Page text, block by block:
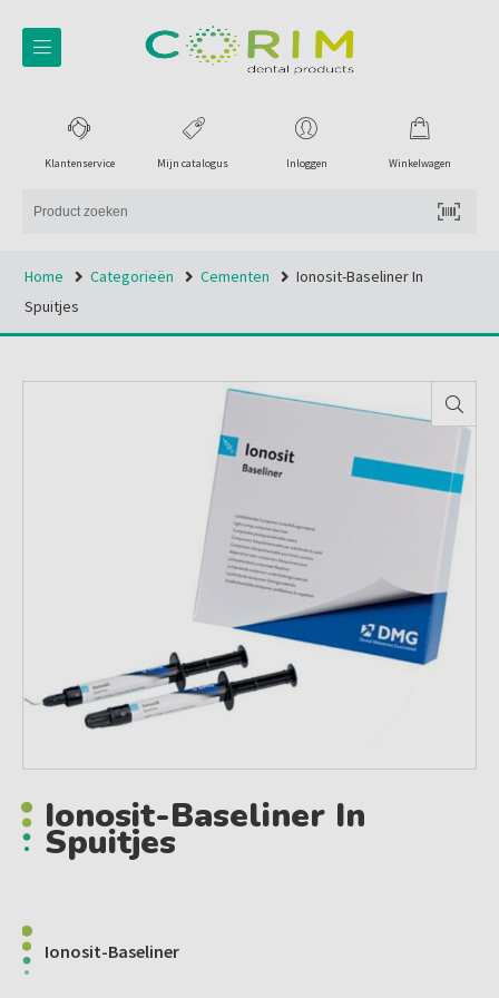
Winkelwagen
Inloggen
Mijn catalogus
Klantenservice
Home Categorieën Cementen
Ionosit-Baseliner In
Spuitjes
Ionosit-Baseliner In
Spuitjes
Ionosit-Baseliner